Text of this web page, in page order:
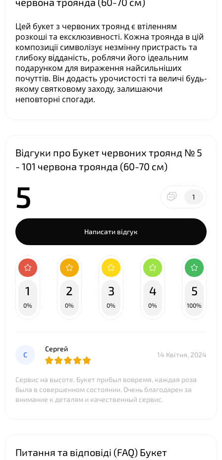
Цей букет з червоних троянд є втіленням
розкоші та ексклюзивності. Кожна троянда в цій
композиції символізує незмінну пристрасть та
глибоку відданість, роблячи його ідеальним
подарунком для вираження найсильніших
почуттів. Він додасть урочистості та величі будь-
якому святковому заходу, залишаючи
неповторні спогади.
Відгуки про Букет червоних троянд № 5
- 101 червона троянда (60-70 см)
5 1
Написати відгук
1
0%
2
0%
3
0%
4
0%
5
100%
С
Сергей
14 Квітня, 2024
Сервис на высоте. Букет прибыл вовремя, каждая роза
была в совершенном состоянии. Очень благодарен за
внимание к деталям и качественный сервис.
Питання та відповіді (FAQ) Букет